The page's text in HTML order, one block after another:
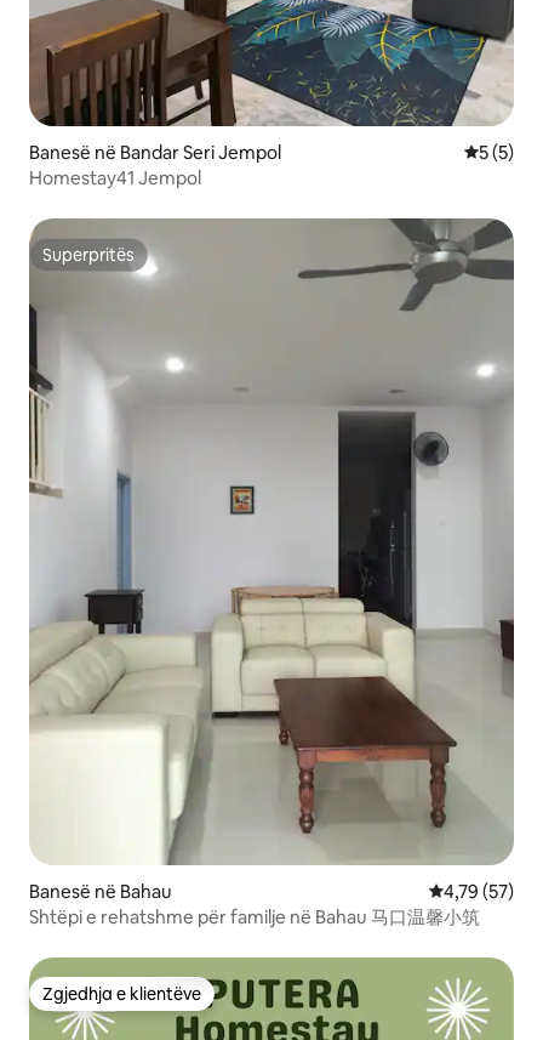
Banesë në Bandar Seri Jempol
5 (5)
Homestay41 Jempol
Superpritës
Superpritës
Banesë në Bahau Vlerësimi
4,79 (57)
Shtëpi e rehatshme për familje në Bahau 马口温馨小筑
Zgjedhja e klientëve
Zgjedhja e klientëve